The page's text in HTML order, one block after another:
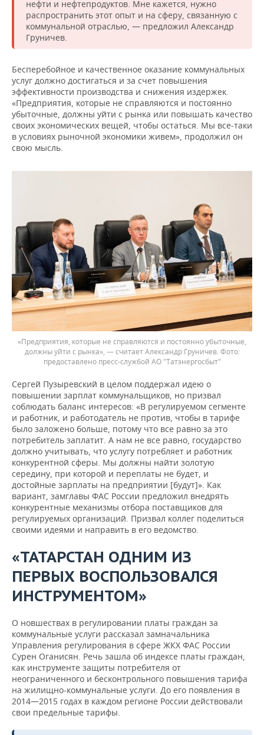
нефти и нефтепродуктов. Мне кажется, нужно
распространить этот опыт и на сферу, связанную с
коммунальной отраслью, — предложил Александр
Груничев.
Бесперебойное и качественное оказание коммунальных
услуг должно достигаться и за счет повышения
эффективности производства и снижения издержек.
«Предприятия, которые не справляются и постоянно
убыточные, должны уйти с рынка или повышать качество
своих экономических вещей, чтобы остаться. Мы все-таки
в условиях рыночной экономики живем», продолжил он
свою мысль.
«Предприятия, которые не справляются и постоянно убыточные,
должны уйти с рынка», — считает Александр Груничев.
предоставлено пресс-службой АО "Татэнергосбыт"
Сергей Пузыревский в целом поддержал идею о
повышении зарплат коммунальщиков, но призвал
соблюдать баланс интересов: «В регулируемом сегменте
и работник, и работодатель не против, чтобы в тарифе
было заложено больше, потому что все равно за это
потребитель заплатит. А нам не все равно, государство
должно учитывать, что услугу потребляет и работник
конкурентной сферы. Мы должны найти золотую
середину, при которой и переплаты не будет, и
достойные зарплаты на предприятии [будут]». Как
вариант, замглавы ФАС России предложил внедрять
конкурентные механизмы отбора поставщиков для
регулируемых организаций. Призвал коллег поделиться
своими идеями и направить в его ведомство.
«ТАТАРСТАН ОДНИМ ИЗ
ПЕРВЫХ ВОСПОЛЬЗОВАЛСЯ
ИНСТРУМЕНТОМ»
О новшествах в регулировании платы граждан за
коммунальные услуги рассказал замначальника
Управления регулирования в сфере ЖКХ ФАС России
Сурен Оганисян. Речь зашла об индексе платы граждан,
как инструменте защиты потребителя от
неограниченного и бесконтрольного повышения тарифа
на жилищно-коммунальные услуги. До его появления в
2014—2015 годах в каждом регионе России действовали
свои предельные тарифы.